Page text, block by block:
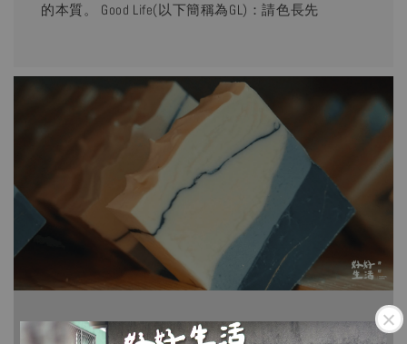
的本質。 Good Life(以下簡稱為GL)：請色長先